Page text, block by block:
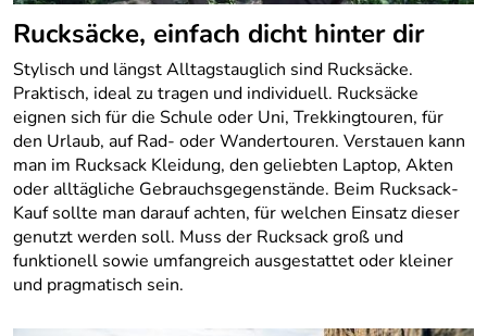
Rucksäcke, einfach dicht hinter dir
Stylisch und längst Alltagstauglich sind Rucksäcke.
Praktisch, ideal zu tragen und individuell. Rucksäcke
eignen sich für die Schule oder Uni, Trekkingtouren, für
den Urlaub, auf Rad- oder Wandertouren. Verstauen kann
man im Rucksack Kleidung, den geliebten Laptop, Akten
oder alltägliche Gebrauchsgegenstände. Beim Rucksack-
Kauf sollte man darauf achten, für welchen Einsatz dieser
genutzt werden soll. Muss der Rucksack groß und
funktionell sowie umfangreich ausgestattet oder kleiner
und pragmatisch sein.